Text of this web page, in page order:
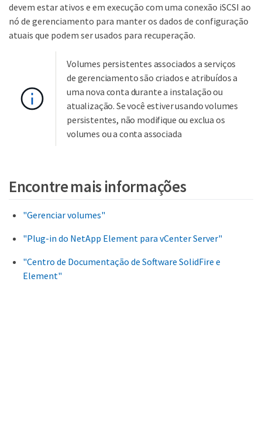
devem estar ativos e em execução com uma conexão iSCSI ao
nó de gerenciamento para manter os dados de configuração
atuais que podem ser usados para recuperação.
Volumes persistentes associados a serviços
de gerenciamento são criados e atribuídos a
uma nova conta durante a instalação ou
atualização. Se você estiver usando volumes
persistentes, não modifique ou exclua os
volumes ou a conta associada
Encontre mais informações
"Gerenciar volumes"
"Plug-in do NetApp Element para vCenter Server"
"Centro de Documentação de Software SolidFire e
Element"